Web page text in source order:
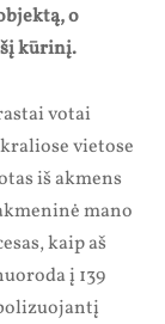
o
šį kūrinį.
votai
vietose
iš akmens
mano
kaip aš
į 139